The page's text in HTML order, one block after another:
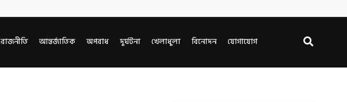
রাজনীতি আন্তর্জাতিক অপরাধ দুর্ঘটনা খেলাধুলা বিনোদন যোগাযোগ